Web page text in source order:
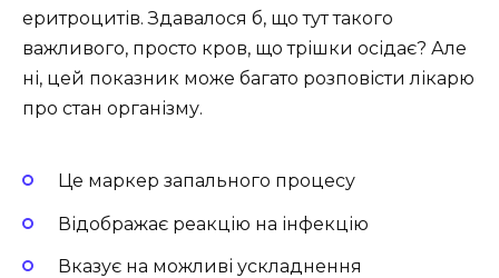
еритроцитів. Здавалося б, що тут такого
важливого, просто кров, що трішки осідає? Але
ні, цей показник може багато розповісти лікарю
про стан організму.
Це маркер запального процесу
Відображає реакцію на інфекцію
Вказує на можливі ускладнення